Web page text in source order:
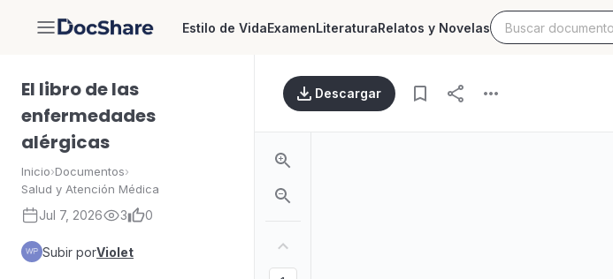
DocShare Estilo de VidaExamenLiteraturaRelatos y Novelas
El libro de las
enfermedades
alérgicas
Inicio›Documentos›
Salud y Atención Médica
Jul 7, 2026 3 0
Subir porViolet
Descargar